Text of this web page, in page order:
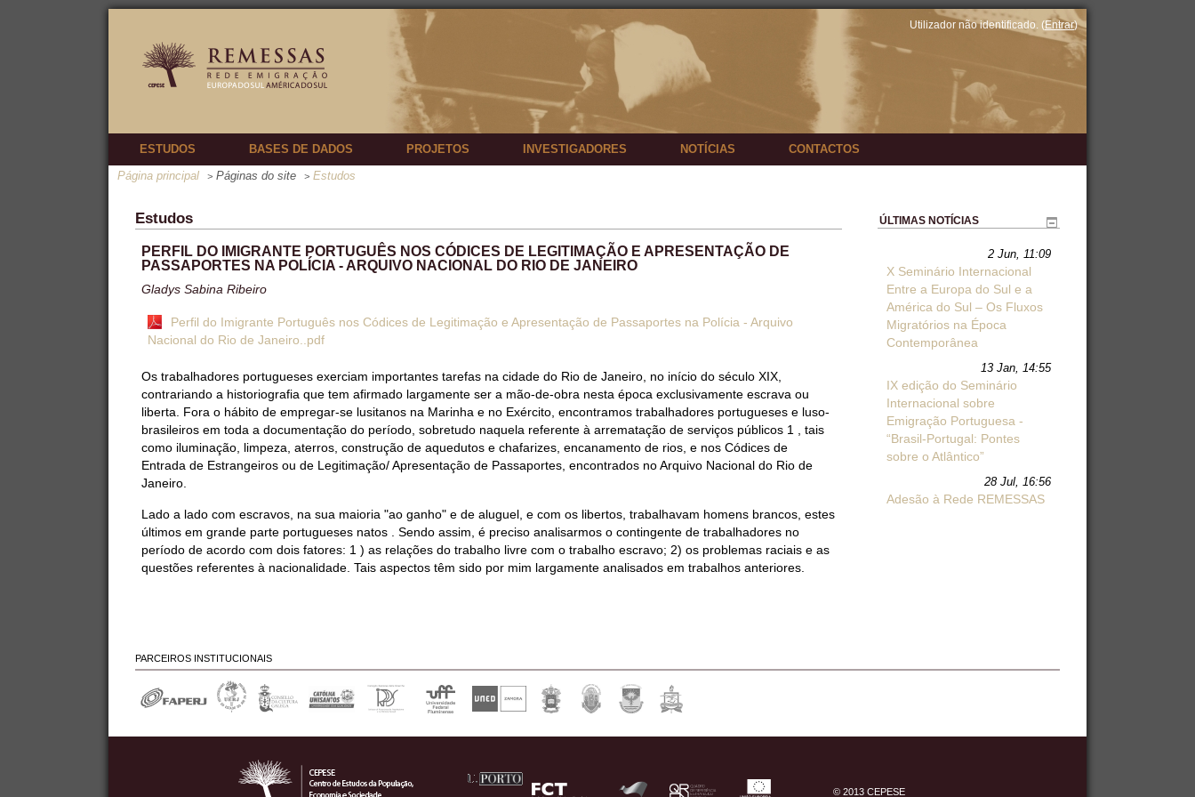
Utilizador não identificado. (Entrar)
ESTUDOS BASES DE DADOS PROJETOS INVESTIGADORES NOTÍCIAS
CONTACTOS
Página principal
> Páginas do site > Estudos
Estudos
PERFIL DO IMIGRANTE PORTUGUÊS NOS CÓDICES DE LEGITIMAÇÃO E APRESENTAÇÃO DE
PASSAPORTES NA POLÍCIA - ARQUIVO NACIONAL DO RIO DE JANEIRO
Gladys Sabina Ribeiro
Perfil do Imigrante Português nos Códices de Legitimação e Apresentação de Passaportes na Polícia - Arquivo
Nacional do Rio de Janeiro..pdf
Os trabalhadores portugueses exerciam importantes tarefas na cidade do Rio de Janeiro, no início do século XIX,
contrariando a historiografia que tem afirmado largamente ser a mão-de-obra nesta época exclusivamente escrava ou
liberta. Fora o hábito de empregar-se lusitanos na Marinha e no Exército, encontramos trabalhadores portugueses e luso-
brasileiros em toda a documentação do período, sobretudo naquela referente à arrematação de serviços públicos 1 , tais
como iluminação, limpeza, aterros, construção de aquedutos e chafarizes, encanamento de rios, e nos Códices de
Entrada de Estrangeiros ou de Legitimação/ Apresentação de Passaportes, encontrados no Arquivo Nacional do Rio de
Janeiro.
Lado a lado com escravos, na sua maioria "ao ganho" e de aluguel, e com os libertos, trabalhavam homens brancos, estes
últimos em grande parte portugueses natos . Sendo assim, é preciso analisarmos o contingente de trabalhadores no
período de acordo com dois fatores: 1 ) as relações do trabalho livre com o trabalho escravo; 2) os problemas raciais e as
questões referentes à nacionalidade. Tais aspectos têm sido por mim largamente analisados em trabalhos anteriores.
ÚLTIMAS NOTÍCIAS
2 Jun, 11:09
X Seminário Internacional
Entre a Europa do Sul e a
América do Sul – Os Fluxos
Migratórios na Época
Contemporânea
13 Jan, 14:55
IX edição do Seminário
Internacional sobre
Emigração Portuguesa -
“Brasil-Portugal: Pontes
sobre o Atlântico”
28 Jul, 16:56
Adesão à Rede REMESSAS
PARCEIROS INSTITUCIONAIS
© 2013 CEPESE